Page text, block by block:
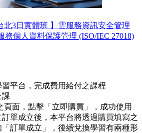
北3日實體班 】雲服務資訊安全管理
務個人資料保護管理 (ISO/IEC 27018)
平台，完成費用給付之課程
課
頁面，點擊「立即購買」，成功使用
單成立後，本平台將透過購買填寫之
訂單成立」，後續兌換學習有兩種形